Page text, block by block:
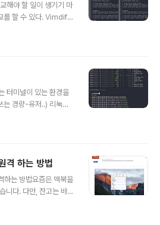
해야 할 일이 생기기 마
를 할 수 있다. Vimdiff
동Ctrl + w = : 분할된
쪽에 복사한다.d + o :
쪽에 복사한다.z + o :
부분 열기:diffupdate
터미널이 있는 환경을
는 경량-유저..) 리눅스
는 terminator라는 te
지만, 소개합니다. 설치
이라는 언어로 포팅
알고 있습니다. 아마
fzf ​ # To install u
하는 방법
는 방법요즘은 맥북을
니다. 다만, 잔고는 바
. (회사 컴퓨터라던